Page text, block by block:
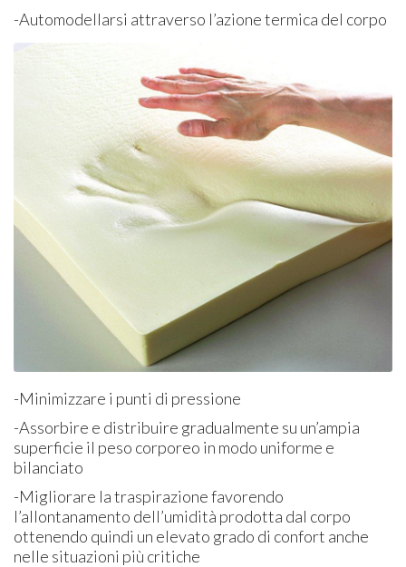
-Automodellarsi attraverso l’azione termica del corpo
-Minimizzare i punti di pressione
-Assorbire e distribuire gradualmente su un’ampia
superficie il peso corporeo in modo uniforme e
bilanciato
-Migliorare la traspirazione favorendo
l’allontanamento dell’umidità prodotta dal corpo
ottenendo quindi un elevato grado di confort anche
nelle situazioni più critiche